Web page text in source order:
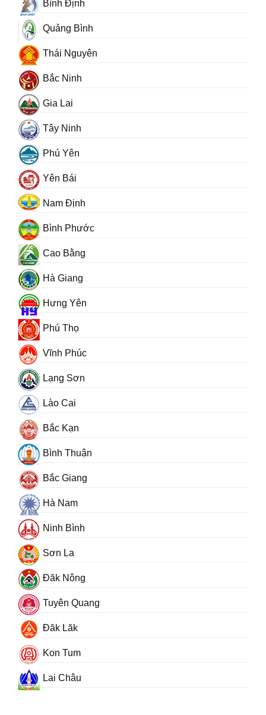
Bình Định
Quảng Bình
Thái Nguyên
Bắc Ninh
Gia Lai
Tây Ninh
Phú Yên
Yên Bái
Nam Định
Bình Phước
Cao Bằng
Hà Giang
Hưng Yên
Phú Thọ
Vĩnh Phúc
Lạng Sơn
Lào Cai
Bắc Kạn
Bình Thuận
Bắc Giang
Hà Nam
Ninh Bình
Sơn La
Đăk Nông
Tuyên Quang
Đăk Lăk
Kon Tum
Lai Châu